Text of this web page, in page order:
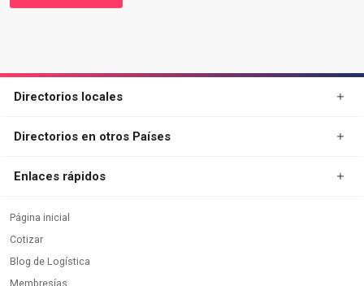
Directorios locales
Directorios en otros Países
Enlaces rápidos
Página inicial
Cotizar
Blog de Logística
Membresías